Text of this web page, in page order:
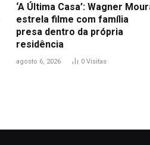
‘A Última Casa’: Wagner
estrela filme com família
presa dentro da própria
residência
agosto 6, 2026 0 Visitas